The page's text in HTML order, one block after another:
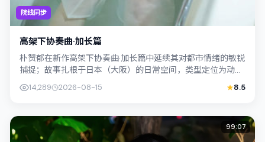
院线同步
高架下协奏曲·加长篇
朴赞郁在新作高架下协奏曲·加长篇中延续其对都市情绪的敏锐
捕捉；故事扎根于日本（大阪）的日常空间，类型定位为动
作。主演阿部宽、杨紫琼以克制表演撑起...
14,289 2026-08-15 8.5
99:07